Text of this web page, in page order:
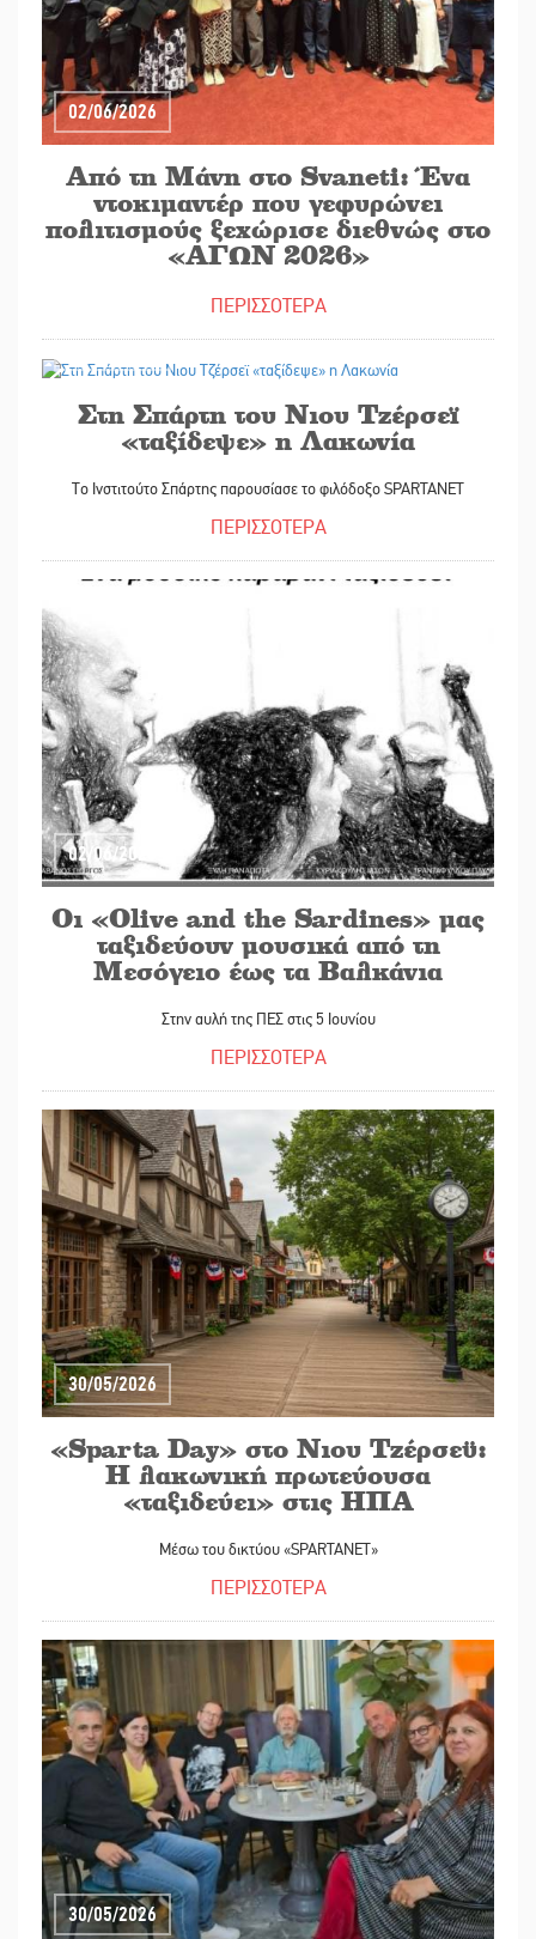
02/06/2026
Από τη Μάνη στο Svaneti: Ένα
ντοκιμαντέρ που γεφυρώνει
πολιτισμούς ξεχώρισε διεθνώς στο
«ΑΓΩΝ 2026»
ΠΕΡΙΣΣΟΤΕΡΑ
Στη Σπάρτη του Νιου Τζέρσεϊ
«ταξίδεψε» η Λακωνία
Το Ινστιτούτο Σπάρτης παρουσίασε το φιλόδοξο SPARTANET
ΠΕΡΙΣΣΟΤΕΡΑ
02/06/2026
Οι «Olive and the Sardines» μας
ταξιδεύουν μουσικά από τη
Μεσόγειο έως τα Βαλκάνια
Στην αυλή της ΠΕΣ στις 5 Ιουνίου
ΠΕΡΙΣΣΟΤΕΡΑ
30/05/2026
«Sparta Day» στο Νιου Τζέρσεϋ:
Η λακωνική πρωτεύουσα
«ταξιδεύει» στις ΗΠΑ
Μέσω του δικτύου «SPARTANET»
ΠΕΡΙΣΣΟΤΕΡΑ
30/05/2026